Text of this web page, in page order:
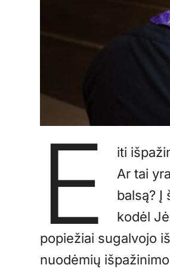
E
iti
Ar tai
balsą? Į
kodėl
popiežiai sugalvojo
nuodėmių